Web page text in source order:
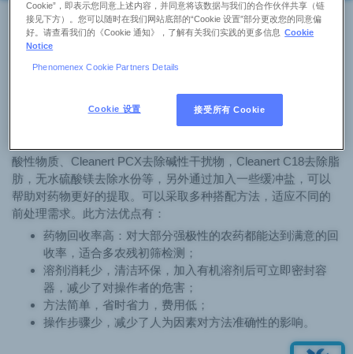
首页 产品中心 艾杰尔
样品前处理
Cleanert MAS QuEChERS
样品快速处理产品，MAS的含义是Multi-function Impurity
Adsorption SPE，即“多重机制杂质吸附萃取净化法”。可以应用
于农药残留检测、兽药残留检测、食品添加剂检测等多种领
域，该类产品可以使用的吸附剂种类很多，例如Cleanert
酸性物质、Cleanert PCX去除碱性干扰物，Cleanert C18去除脂
肪，无水硫酸镁去除水份等，另外通过加入一些缓冲盐，可以
帮助对药物更好的提取。可以采取多种搭配方法，适应不同的
前处理需求。此方法优点有：
药物回收率高：对大部分强极性的农药都能达到满意的回
收率，适合多农残初筛检测；
溶剂消耗少，清洁环保，加入有机溶剂后可立即密封容
器，减少了对操作者的危害；
方法简单，省时省力，费用低；
操作步骤少，减少了人为因素对方法准确性的影响。
Cookie”，即表示您同意上述内容，并同意将该数据与我们的合作伙伴共享（链
接见下方）。您可以随时在我们网站底部的“Cookie 设置”部分更改您的同意偏
好。请查看我们的《Cookie 通知》，了解有关我们实践的更多信息
Cookie
Notice
Phenomenex Cookie Partners Details
Cookie 设置 接受所有 Cookie